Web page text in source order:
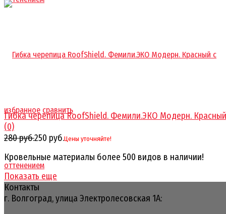
избранное сравнить
Гибка черепица RoofShield. Фемили.ЭКО Модерн. Красный
(0)
280 руб.250 руб.Цены уточняйте!
Кровельные материалы более 500 видов в наличии!
Показать еще
Контакты
г. Волгоград, улица Электролесовская 1А: